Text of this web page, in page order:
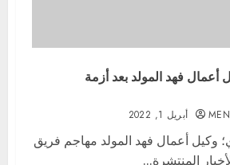
فهد المولد بعد أزمة
أبريل 1, 2022
وكيل أعمال فهد المولد مهاجم فريق
المنتشرة...